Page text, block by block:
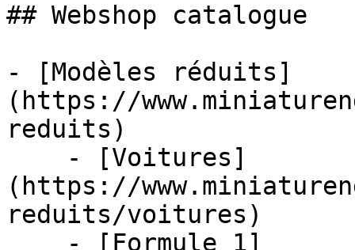
## Webshop catalogue
- [Modèles réduits]
(https://
reduits)
(https://
reduits/voitures)